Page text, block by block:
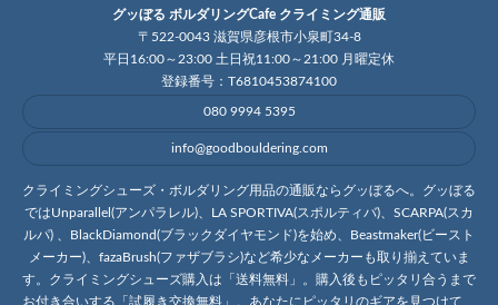
グッぼる ボルダリングCafe クライミング通販
〒522-0043 滋賀県彦根市小泉町34-8
平日16:00～23:00 土日祝11:00～21:00 月曜定休
登録番号：T6810453874100
080 9994 5395
info@goodbouldering.com
クライミングシューズ・ボルダリング用品の通販ならグッぼるへ。グッぼる
ではUnparallel(アンパラレル)、LA SPORTIVA(スポルティバ)、SCARPA(スカ
ルパ) 、BlackDiamond(ブラックダイヤモンド)を始め、Beastmaker(ビースト
メーカー)、fazaBrush(ファザブラシ)など希少なメーカーも取り揃えていま
す。クライミングシューズ購入は「送料無料」。購入後もピッタリ合うまで
お付き合いする「試履き交換無料」。あなたにピッタリのギアを見つけて、